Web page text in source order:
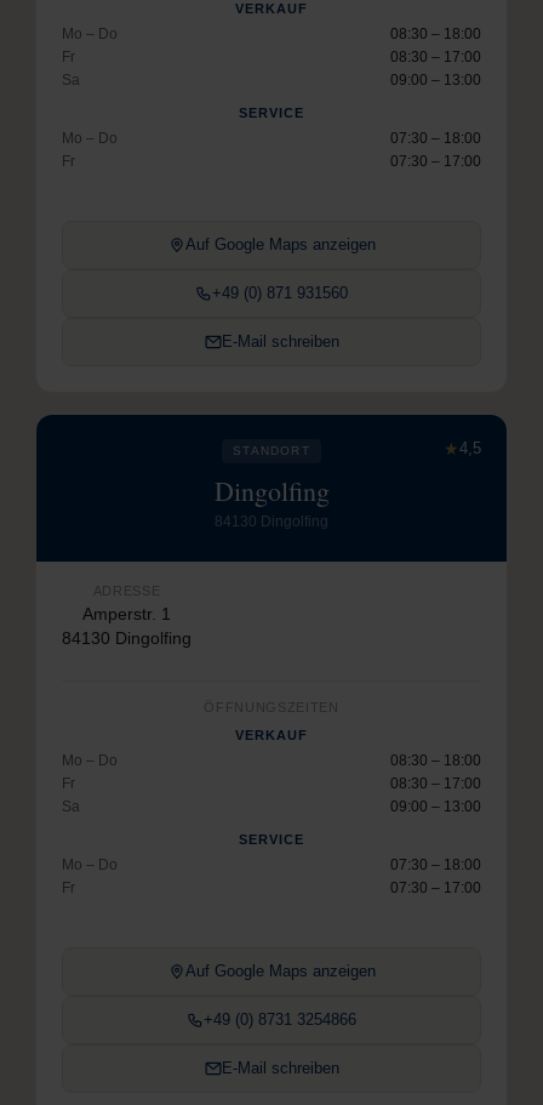
VERKAUF
Mo – Do
08:30 – 18:00
Fr
08:30 – 17:00
Sa
09:00 – 13:00
SERVICE
Mo – Do
07:30 – 18:00
Fr
07:30 – 17:00
Auf Google Maps anzeigen
+49 (0) 871 931560
E-Mail schreiben
★4,5
STANDORT
Dingolfing
84130 Dingolfing
ADRESSE
Amperstr. 1
84130 Dingolfing
ÖFFNUNGSZEITEN
VERKAUF
Mo – Do
08:30 – 18:00
Fr
08:30 – 17:00
Sa
09:00 – 13:00
SERVICE
Mo – Do
07:30 – 18:00
Fr
07:30 – 17:00
Auf Google Maps anzeigen
+49 (0) 8731 3254866
E-Mail schreiben